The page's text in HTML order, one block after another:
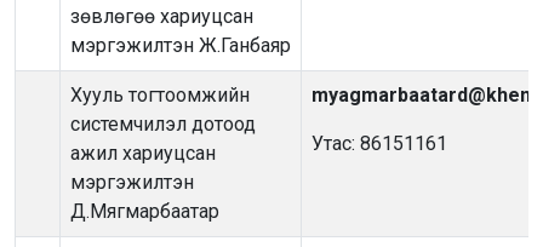
зөвлөгөө хариуцсан
мэргэжилтэн Ж.Ганбаяр
Хууль тогтоомжийн
системчилэл дотоод
ажил хариуцсан
мэргэжилтэн
Д.Мягмарбаатар
Утас: 86151161